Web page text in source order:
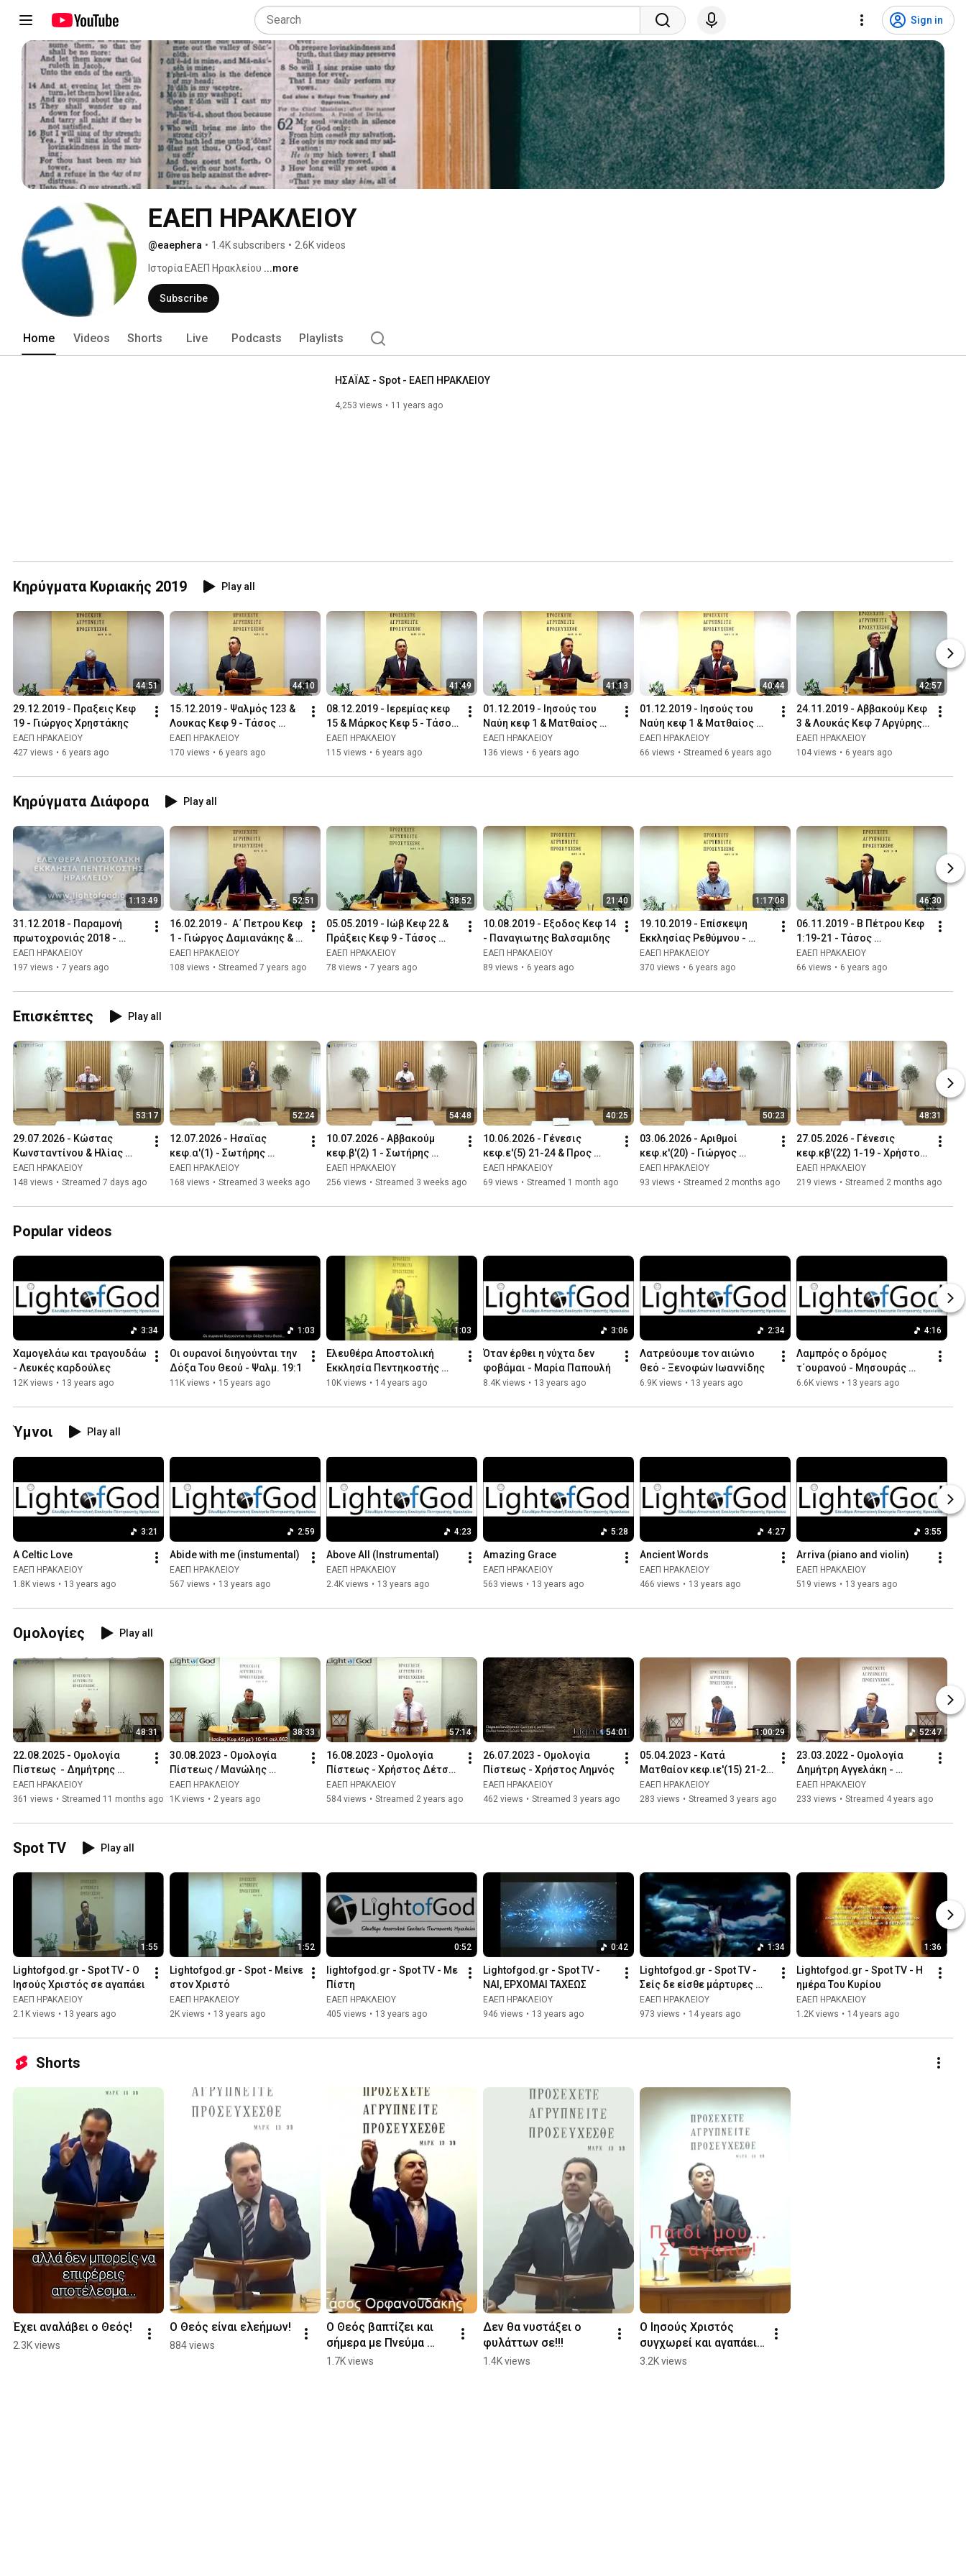
Sign in
ΕΑΕΠ ΗΡΑΚΛΕΙΟΥ
@eaephera • 1.4K subscribers • 2.6K videos
Ιστορία ΕΑΕΠ Ηρακλείου ...more
Subscribe
Home Videos Shorts Live Podcasts Playlists
ΗΣΑΪΑΣ - Spot - ΕΑΕΠ ΗΡΑΚΛΕΙΟΥ
4,253 views 11 years ago
Κηρύγματα Κυριακής 2019 Play all
44:51
29.12.2019 - Πραξεις Κεφ
19 - Γιώργος Χρηστάκης
ΕΑΕΠ ΗΡΑΚΛΕΙΟΥ
427 views • 6 years ago
44:10
15.12.2019 - Ψαλμός 123 &
Λουκας Κεφ 9 - Τάσος
Ορφανουδάκης
ΕΑΕΠ ΗΡΑΚΛΕΙΟΥ
170 views • 6 years ago
41:49
08.12.2019 - Ιερεμίας κεφ
15 & Μάρκος Κεφ 5 - Τάσος
Ορφανουδάκης
ΕΑΕΠ ΗΡΑΚΛΕΙΟΥ
115 views • 6 years ago
41:13
01.12.2019 - Ιησούς του
Ναύη κεφ 1 & Ματθαίος
κεφ 14 - Τάσος
Ορφανουδάκης
ΕΑΕΠ ΗΡΑΚΛΕΙΟΥ
136 views • 6 years ago
40:44
01.12.2019 - Ιησούς του
Ναύη κεφ 1 & Ματθαίος
κεφ 14 - Τάσος
Ορφανουδάκης
ΕΑΕΠ ΗΡΑΚΛΕΙΟΥ
66 views • Streamed 6 years ago
42:57
24.11.2019 - Αββακούμ Κεφ
3 & Λουκάς Κεφ 7 Αργύρης
Πάσουλας
ΕΑΕΠ ΗΡΑΚΛΕΙΟΥ
104 views • 6 years ago
Κηρύγματα Διάφορα Play all
1:13:49
31.12.2018 - Παραμονή
πρωτοχρονιάς 2018 -
Μηνύματα αδελφών
ΕΑΕΠ ΗΡΑΚΛΕΙΟΥ
197 views • 7 years ago
52:51
16.02.2019 -  Α΄ Πετρου Κεφ
1 - Γιώργος Δαμιανάκης &
Ησαΐας Κεφ 41 - Λευτέρης
Μπελενιώτης
ΕΑΕΠ ΗΡΑΚΛΕΙΟΥ
108 views • Streamed 7 years ago
38:52
05.05.2019 - Ιώβ Κεφ 22 &
Πράξεις Κεφ 9 - Τάσος
Ορφανουδάκης
ΕΑΕΠ ΗΡΑΚΛΕΙΟΥ
78 views • 7 years ago
21:40
10.08.2019 - Εξοδος Κεφ 14
- Παναγιωτης Βαλσαμιδης
ΕΑΕΠ ΗΡΑΚΛΕΙΟΥ
89 views • 6 years ago
1:17:08
19.10.2019 - Eπίσκεψη
Εκκλησίας Ρεθύμνου -
διάφοροι ομιλητές
ΕΑΕΠ ΗΡΑΚΛΕΙΟΥ
370 views • 6 years ago
46:30
06.11.2019 - Β Πέτρου Κεφ
1:19-21 - Τάσος
Ορφανουδάκης
ΕΑΕΠ ΗΡΑΚΛΕΙΟΥ
66 views • 6 years ago
Επισκέπτες Play all
53:17
29.07.2026 - Κώστας
Κωνσταντίνου & Ηλίας
Γεροντίνης
ΕΑΕΠ ΗΡΑΚΛΕΙΟΥ
148 views • Streamed 7 days ago
52:24
12.07.2026 - Ησαϊας
κεφ.α'(1) - Σωτήρης
Λασκαρίδης & Πράξεις
κεφ.ιγ'(13) - Τάσος
ΕΑΕΠ ΗΡΑΚΛΕΙΟΥ
168 views • Streamed 3 weeks ago
54:48
10.07.2026 - Αββακούμ
κεφ.β'(2) 1 - Σωτήρης
Λασκαρίδης & Ομολογία
Αντώνη Παπαγιαννάκη
ΕΑΕΠ ΗΡΑΚΛΕΙΟΥ
256 views • Streamed 3 weeks ago
40:25
10.06.2026 - Γένεσις
κεφ.ε'(5) 21-24 & Προς
Εβραίους κεφ.ια'(11) 1-2,5-
6 - Μανούσος Μαμαλάκης
ΕΑΕΠ ΗΡΑΚΛΕΙΟΥ
69 views • Streamed 1 month ago
50:23
03.06.2026 - Αριθμοί
κεφ.κ'(20) - Γιώργος
Κλάδος
ΕΑΕΠ ΗΡΑΚΛΕΙΟΥ
93 views • Streamed 2 months ago
48:31
27.05.2026 - Γένεσις
κεφ.κβ'(22) 1-19 - Χρήστος
Αυγερινού
ΕΑΕΠ ΗΡΑΚΛΕΙΟΥ
219 views • Streamed 2 months ago
Popular videos
3:34
Χαμογελάω και τραγουδάω
- Λευκές καρδούλες
12K views • 13 years ago
1:03
Οι ουρανοί διηγούνται την
Δόξα Του Θεού - Ψαλμ. 19:1
11K views • 15 years ago
1:03
Ελευθέρα Αποστολική
Εκκλησία Πεντηκοστής
Ηρακλείου
10K views • 14 years ago
3:06
Όταν έρθει η νύχτα δεν
φοβάμαι - Μαρία Παπουλή
8.4K views • 13 years ago
2:34
Λατρεύουμε τον αιώνιο
Θεό - Ξενοφών Ιωαννίδης
6.9K views • 13 years ago
4:16
Λαμπρός ο δρόμος
τ΄ουρανού - Μησουράς
Βαγγέλης
6.6K views • 13 years ago
Ύμνοι Play all
3:21
A Celtic Love
ΕΑΕΠ ΗΡΑΚΛΕΙΟΥ
1.8K views • 13 years ago
2:59
Abide with me (instumental)
ΕΑΕΠ ΗΡΑΚΛΕΙΟΥ
567 views • 13 years ago
4:23
Above All (Instrumental)
ΕΑΕΠ ΗΡΑΚΛΕΙΟΥ
2.4K views • 13 years ago
5:28
Amazing Grace
ΕΑΕΠ ΗΡΑΚΛΕΙΟΥ
563 views • 13 years ago
4:27
Ancient Words
ΕΑΕΠ ΗΡΑΚΛΕΙΟΥ
466 views • 13 years ago
3:55
Arriva (piano and violin)
ΕΑΕΠ ΗΡΑΚΛΕΙΟΥ
519 views • 13 years ago
Ομολογίες Play all
48:31
22.08.2025 - Ομολογία
Πίστεως  - Δημήτρης
Καλαφατάς
ΕΑΕΠ ΗΡΑΚΛΕΙΟΥ
361 views • Streamed 11 months ago
38:33
30.08.2023 - Ομολογία
Πίστεως / Μανώλης
Μαραβελάκης
ΕΑΕΠ ΗΡΑΚΛΕΙΟΥ
1K views • 2 years ago
57:14
16.08.2023 - Ομολογία
Πίστεως - Χρήστος Δέτσης
& Δευτερονόμιο Κεφ
34(λδ') - Γιώργος
ΕΑΕΠ ΗΡΑΚΛΕΙΟΥ
584 views • Streamed 2 years ago
54:01
26.07.2023 - Ομολογία
Πίστεως - Χρήστος Λημνός
ΕΑΕΠ ΗΡΑΚΛΕΙΟΥ
462 views • Streamed 3 years ago
1:00:29
05.04.2023 - Κατά
Ματθαίον κεφ.ιε'(15) 21-28
& Ομολογία / Ρομπέρτο
Μουχαμέτι
ΕΑΕΠ ΗΡΑΚΛΕΙΟΥ
283 views • Streamed 3 years ago
52:47
23.03.2022 - Ομολογία
Δημήτρη Αγγελάκη -
Ψαλμός ρλθ'(139) Παύλος
Παπαδαντωνάκης
ΕΑΕΠ ΗΡΑΚΛΕΙΟΥ
233 views • Streamed 4 years ago
Spot TV Play all
1:55
Lightofgod.gr - Spot TV - O
Ιησούς Χριστός σε αγαπάει
ΕΑΕΠ ΗΡΑΚΛΕΙΟΥ
2.1K views • 13 years ago
1:52
Lightofgod.gr - Spot - Μείνε
στον Χριστό
ΕΑΕΠ ΗΡΑΚΛΕΙΟΥ
2K views • 13 years ago
0:52
lightofgod.gr - Spot TV - Με
Πίστη
ΕΑΕΠ ΗΡΑΚΛΕΙΟΥ
405 views • 13 years ago
0:42
Lightofgod.gr - Spot TV -
ΝΑΙ, ΕΡΧΟΜΑΙ ΤΑΧΕΩΣ
ΕΑΕΠ ΗΡΑΚΛΕΙΟΥ
946 views • 13 years ago
1:34
Lightofgod.gr - Spot TV -
Σείς δε είσθε μάρτυρες
τούτων
ΕΑΕΠ ΗΡΑΚΛΕΙΟΥ
973 views • 14 years ago
1:36
Lightofgod.gr - Spot TV - Η
ημέρα Του Κυρίου
ΕΑΕΠ ΗΡΑΚΛΕΙΟΥ
1.2K views • 14 years ago
Shorts
Έχει αναλάβει ο Θεός!
2.3K views
Ο Θεός είναι ελεήμων!
884 views
Ο Θεός βαπτίζει και
σήμερα με Πνεύμα
Άγιο!
1.7K views
Δεν θα νυστάξει ο
φυλάττων σε!!!
1.4K views
Ο Ιησούς Χριστός
συγχωρεί και αγαπάει
τον άνθρωπο!
3.2K views